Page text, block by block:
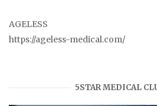
AGELESS
https://ageless-medical.com/
5STAR MEDICAL